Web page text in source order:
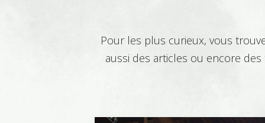
Equin
Pour les plus curieux, vous
aussi des articles ou encore